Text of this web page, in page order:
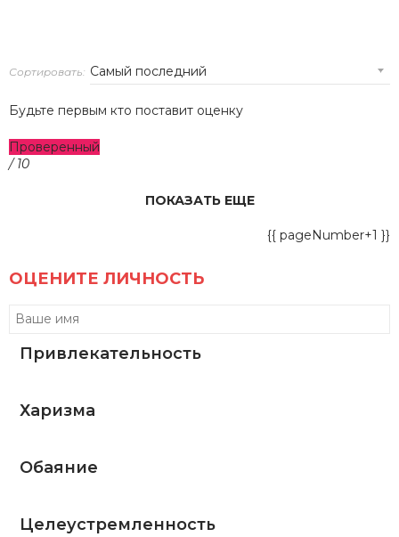
Сортировать:
Будьте первым кто поставит оценку
Проверенный
/ 10
ПОКАЗАТЬ ЕЩЕ
{{ pageNumber+1 }}
ОЦЕНИТЕ ЛИЧНОСТЬ
Привлекательность
Харизма
Обаяние
Целеустремленность